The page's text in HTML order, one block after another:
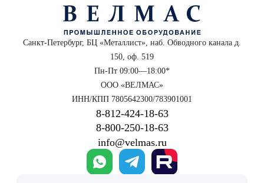
Санкт-Петербург, БЦ «Металлист», наб. Обводного канала д.
150, оф. 519
Пн-Пт 09:00—18:00*
ООО «ВЕЛМАС»
ИНН/КПП 7805642300/783901001
8‑812‑424‑18‑63
8‑800‑250‑18‑63
info@velmas.ru